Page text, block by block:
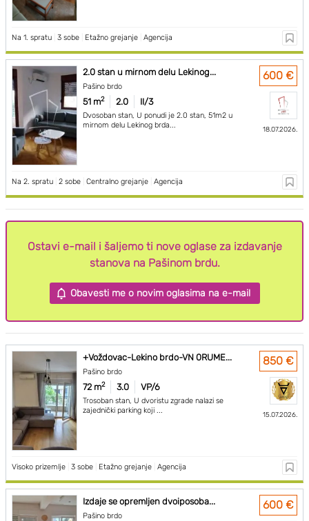
Na 1. spratu 3 sobe Etažno grejanje Agencija
2.0 stan u mirnom delu Lekinog...
Pašino brdo
51 m2 2.0 II/3
Dvosoban stan, U ponudi je 2.0 stan, 51m2 u
mirnom delu Lekinog brda...
600 €
18.07.2026.
Na 2. spratu 2 sobe Centralno grejanje Agencija
Ostavi e-mail i šaljemo ti nove oglase za izdavanje
stanova na Pašinom brdu.
Obavesti me o novim oglasima na e-mail
+Voždovac-Lekino brdo-VN 0RUME...
Pašino brdo
72 m2 3.0 VP/6
Trosoban stan, U dvoristu zgrade nalazi se
zajednički parking koji ...
850 €
15.07.2026.
Visoko prizemlje 3 sobe Etažno grejanje Agencija
Izdaje se opremljen dvoiposoba...
Pašino brdo
600 €